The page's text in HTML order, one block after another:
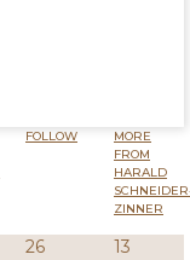
FOLLOW
MORE
FROM
HARALD
ZINNER
26
13